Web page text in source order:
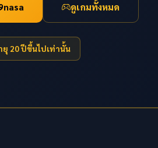
ดูเกมทั้งหมด
ยุ 20 ปีขึ้นไปเท่านั้น